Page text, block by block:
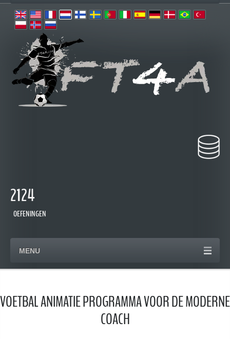
2124
OEFENINGEN
MENU
VOETBAL ANIMATIE PROGRAMMA VOOR DE MODERNE
COACH